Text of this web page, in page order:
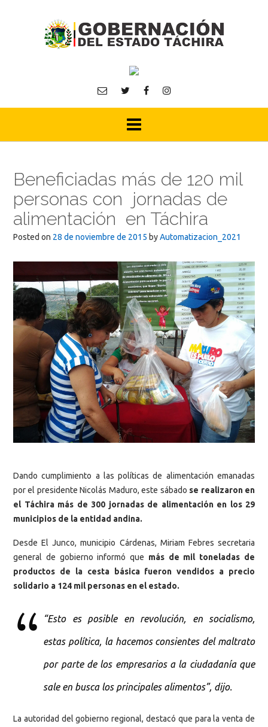
Beneficiadas más de 120 mil
personas con jornadas de
alimentación en Táchira
Posted on 28 de noviembre de 2015 byAutomatizacion_2021
Dando cumplimiento a las políticas de alimentación emanadas
por el presidente Nicolás Maduro, este sábado se realizaron en
el Táchira más de 300 jornadas de alimentación en los 29
municipios de la entidad andina.
Desde El Junco, municipio Cárdenas, Miriam Febres secretaria
general de gobierno informó que más de mil toneladas de
productos de la cesta básica fueron vendidos a precio
solidario a 124 mil personas en el estado.
“Esto es posible en revolución, en socialismo,
estas política, la hacemos consientes del maltrato
por parte de los empresarios a la ciudadanía que
sale en busca los principales alimentos”, dijo.
La autoridad del gobierno regional, destacó que para la venta de